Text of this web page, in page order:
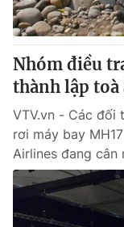
Nhóm điều
thành lập toà
VTV.vn - Các đối
rơi máy bay
Airlines đang cân